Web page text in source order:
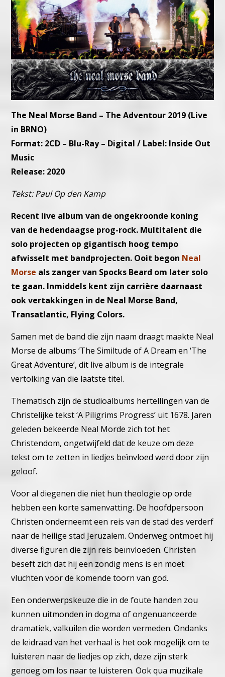
The Neal Morse Band – The Adventour 2019 (Live
in BRNO)
Format: 2CD – Blu-Ray – Digital / Label: Inside Out
Music
Release: 2020
Tekst: Paul Op den Kamp
Recent live album van de ongekroonde koning
van de hedendaagse prog-rock. Multitalent die
solo projecten op gigantisch hoog tempo
afwisselt met bandprojecten. Ooit begon Neal
Morse als zanger van Spocks Beard om later solo
te gaan. Inmiddels kent zijn carrière daarnaast
ook vertakkingen in de Neal Morse Band,
Transatlantic, Flying Colors.
Samen met de band die zijn naam draagt maakte Neal
Morse de albums ‘The Similtude of A Dream en ‘The
Great Adventure’, dit live album is de integrale
vertolking van die laatste titel.
Thematisch zijn de studioalbums hertellingen van de
Christelijke tekst ‘A Piligrims Progress’ uit 1678. Jaren
geleden bekeerde Neal Morde zich tot het
Christendom, ongetwijfeld dat de keuze om deze
tekst om te zetten in liedjes beïnvloed werd door zijn
geloof.
Voor al diegenen die niet hun theologie op orde
hebben een korte samenvatting. De hoofdpersoon
Christen onderneemt een reis van de stad des verderf
naar de heilige stad Jeruzalem. Onderweg ontmoet hij
diverse figuren die zijn reis beïnvloeden. Christen
beseft zich dat hij een zondig mens is en moet
vluchten voor de komende toorn van god.
Een onderwerpskeuze die in de foute handen zou
kunnen uitmonden in dogma of ongenuanceerde
dramatiek, valkuilen die worden vermeden. Ondanks
de leidraad van het verhaal is het ook mogelijk om te
luisteren naar de liedjes op zich, deze zijn sterk
genoeg om los naar te luisteren. Ook qua muzikale